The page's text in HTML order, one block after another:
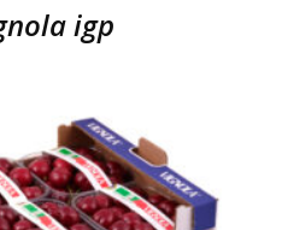
igp